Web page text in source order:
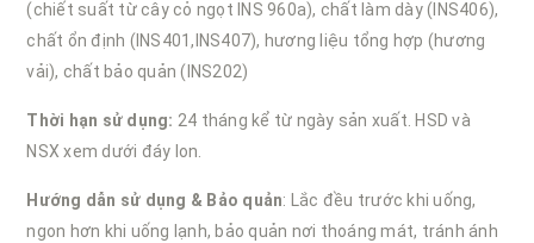
(chiết suất từ cây cỏ ngọt INS 960a), chất làm dày (INS406),
chất ổn định (INS401,INS407), hương liệu tổng hợp (hương
vải), chất bảo quản (INS202)
Thời hạn sử dụng: 24 tháng kể từ ngày sản xuất. HSD và
NSX xem dưới đáy lon.
Hướng dẫn sử dụng & Bảo quản: Lắc đều trước khi uống,
ngon hơn khi uống lạnh, bảo quản nơi thoáng mát, tránh ánh